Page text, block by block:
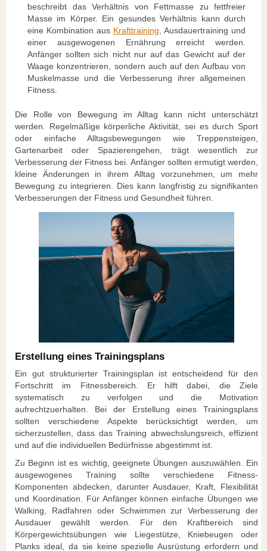
beschreibt das Verhältnis von Fettmasse zu fettfreier
Masse im Körper. Ein gesundes Verhältnis kann durch
eine Kombination aus Krafttraining , Ausdauertraining und
einer ausgewogenen Ernährung erreicht werden.
Anfänger sollten sich nicht nur auf das Gewicht auf der
Waage konzentrieren, sondern auch auf den Aufbau von
Muskelmasse und die Verbesserung ihrer allgemeinen
Fitness.
Die Rolle von Bewegung im Alltag kann nicht unterschätzt
werden. Regelmäßige körperliche Aktivität, sei es durch Sport
oder einfache Alltagsbewegungen wie Treppensteigen,
Gartenarbeit oder Spazierengehen, trägt wesentlich zur
Verbesserung der Fitness bei. Anfänger sollten ermutigt werden,
kleine Änderungen in ihrem Alltag vorzunehmen, um mehr
Bewegung zu integrieren. Dies kann langfristig zu signifikanten
Verbesserungen der Fitness und Gesundheit führen.
Erstellung eines Trainingsplans
Ein gut strukturierter Trainingsplan ist entscheidend für den
Fortschritt im Fitnessbereich. Er hilft dabei, die Ziele
systematisch zu verfolgen und die Motivation
aufrechtzuerhalten. Bei der Erstellung eines Trainingsplans
sollten verschiedene Aspekte berücksichtigt werden, um
sicherzustellen, dass das Training abwechslungsreich, effizient
und auf die individuellen Bedürfnisse abgestimmt ist.
Zu Beginn ist es wichtig, geeignete Übungen auszuwählen. Ein
ausgewogenes Training sollte verschiedene Fitness-
Komponenten abdecken, darunter Ausdauer, Kraft, Flexibilität
und Koordination. Für Anfänger können einfache Übungen wie
Walking, Radfahren oder Schwimmen zur Verbesserung der
Ausdauer gewählt werden. Für den Kraftbereich sind
Körpergewichtsübungen wie Liegestütze, Kniebeugen oder
Planks ideal, da sie keine spezielle Ausrüstung erfordern und